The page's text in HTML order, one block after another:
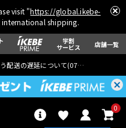
visit "https://global.ikebe-
shipping.
学割
サービス 店舗一覧
配送の遅延について(07月29日
0